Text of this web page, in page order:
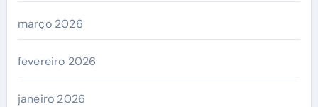
março 2026
fevereiro 2026
janeiro 2026